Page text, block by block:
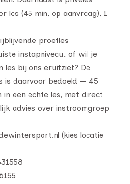
les (45 min, op aanvraag), 1-
proefles
instapniveau, of wil je
les bij ons eruitziet? De
is daarvoor bedoeld — 45
in een echte les, met direct
advies over instroomgroep
(kies locatie